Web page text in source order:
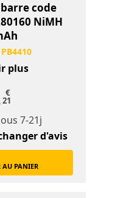
code
NiMH
PB4410
plus
€
21
7-21j
d'avis
AU PANIER